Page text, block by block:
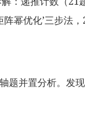
幂优化’三步法
并置分析。发